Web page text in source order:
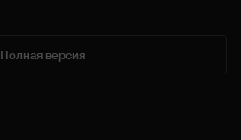
Полная версия